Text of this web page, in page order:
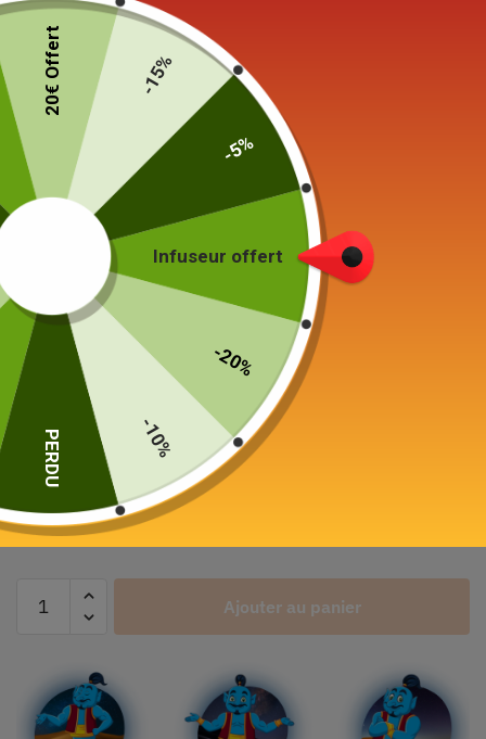
Set à Matcha 4 pièces
Color
Ajouter au panier
Infuseur offert
-20%
-10%
PERDU
20€ Offert -15%
-5%